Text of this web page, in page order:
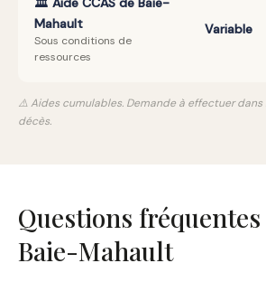
Mahault
Sous conditions de
ressources
Variable
⚠️ Aides cumulables. Demande à effectuer dans
décès.
Questions
Baie-Mahault